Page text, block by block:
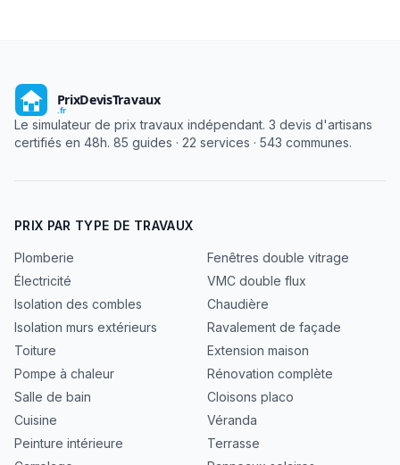
Le simulateur de prix travaux indépendant. 3 devis d'artisans
certifiés en 48h. 85 guides · 22 services · 543 communes.
PRIX PAR TYPE DE TRAVAUX
Plomberie
Électricité
Isolation des combles
Isolation murs extérieurs
Toiture
Pompe à chaleur
Salle de bain
Cuisine
Peinture intérieure
Fenêtres double vitrage
VMC double flux
Chaudière
Ravalement de façade
Extension maison
Rénovation complète
Cloisons placo
Véranda
Terrasse